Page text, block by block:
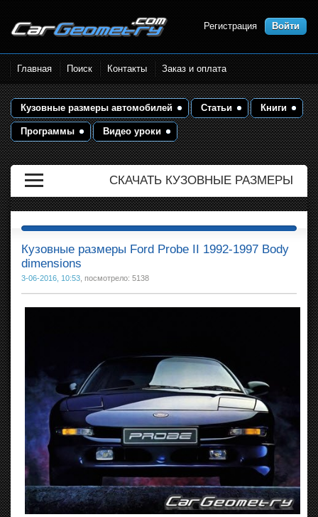
Размеры кузова автомобилей.
Контрольные точки и кузовные
размеры. Геометрия кузова
Регистрация Войти
Главная Поиск Контакты Заказ и оплата
Кузовные размеры автомобилей Статьи Книги
Программы Видео уроки
СКАЧАТЬ КУЗОВНЫЕ РАЗМЕРЫ
Кузовные размеры Ford Probe II 1992-1997 Body
dimensions
3-06-2016, 10:53 , посмотрело: 5138